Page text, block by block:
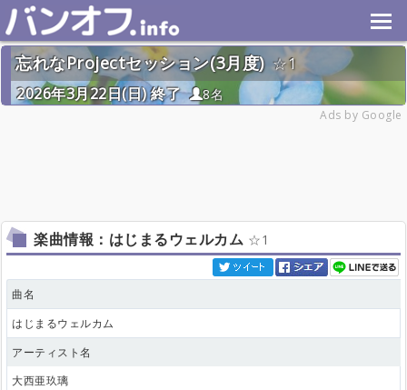
忘れなProjectセッション(3月度)
1
2026年3月22日(日) 終了
8名
Ads by Google
楽曲情報：はじまるウェルカム 1
曲名
はじまるウェルカム
アーティスト名
大西亜玖璃